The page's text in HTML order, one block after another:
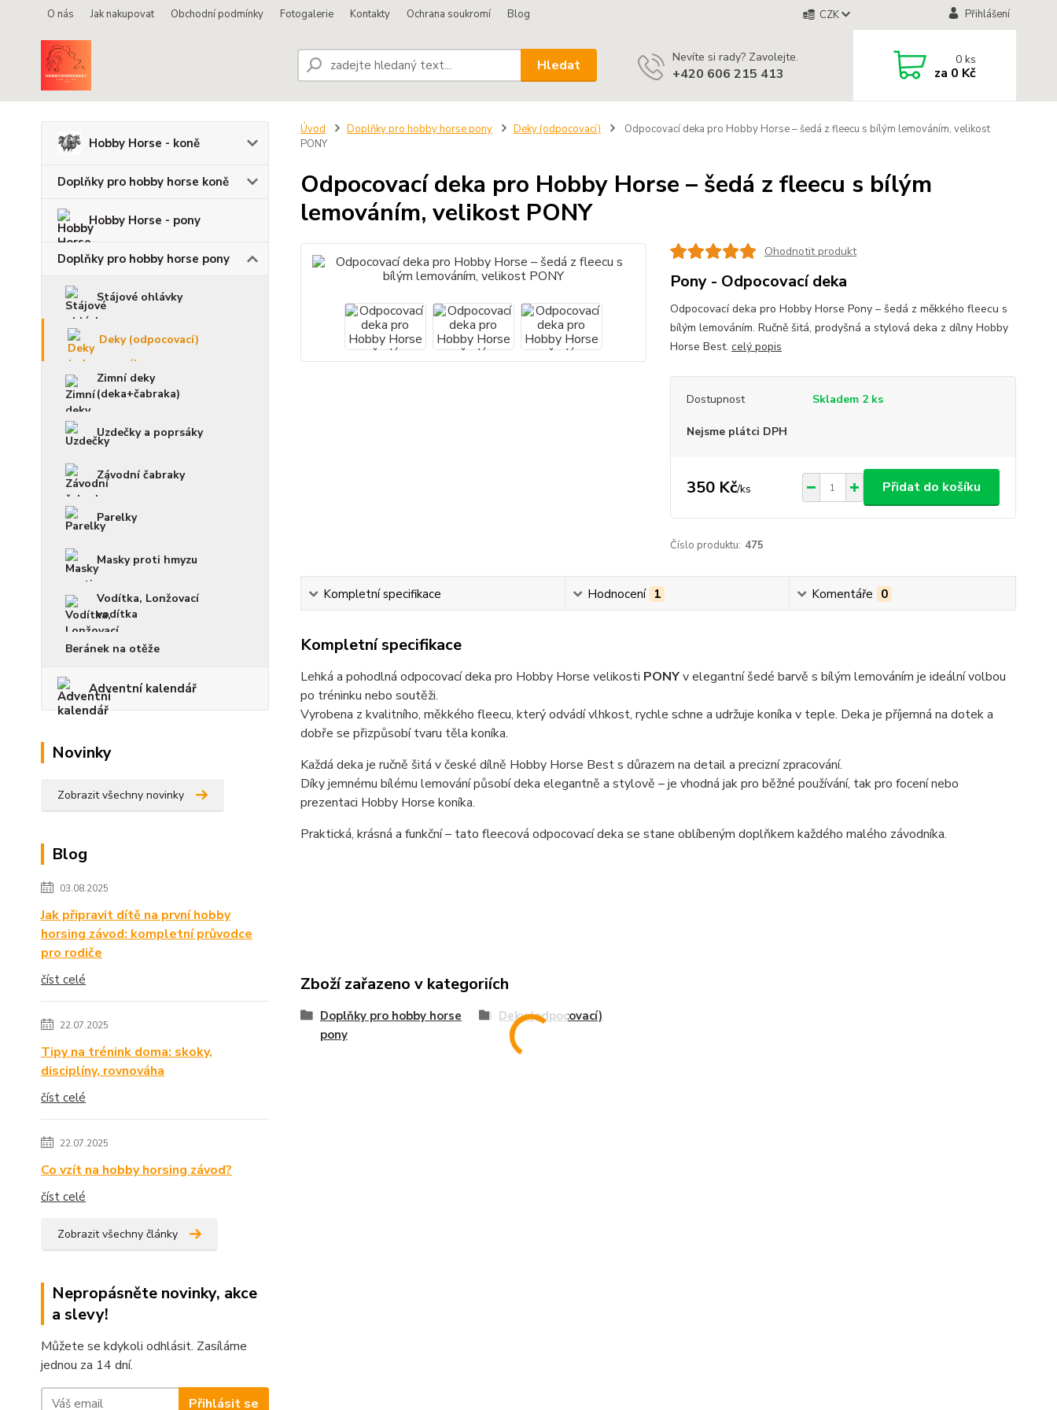
O nás Jak nakupovat Obchodní podmínky Fotogalerie Kontakty Ochrana soukromí Blog CZK Přihlášení
Hledat Nevíte si rady? Zavolejte.
+420 606 215 413
0ks
za 0 Kč
Hobby Horse - koně
Doplňky pro hobby horse koně
Hobby Horse - pony
Doplňky pro hobby horse pony
Stájové ohlávky
Deky (odpocovací)
Zimní deky
(deka+čabraka)
Uzdečky a poprsáky
Závodní čabraky
Parelky
Masky proti hmyzu
Vodítka, Lonžovací
vodítka
Beránek na otěže
Adventní kalendář
Novinky
Zobrazit všechny novinky
Blog
03.08.2025
Jak připravit dítě na první hobby
horsing závod: kompletní průvodce
pro rodiče
číst celé
22.07.2025
Tipy na trénink doma: skoky,
disciplíny, rovnováha
číst celé
22.07.2025
Co vzít na hobby horsing závod?
číst celé
Zobrazit všechny články
Nepropásněte novinky, akce
a slevy!
Můžete se kdykoli odhlásit. Zasíláme
jednou za 14 dní.
Přihlásit se
Úvod Doplňky pro hobby horse pony Deky (odpocovací)
Odpocovací deka pro Hobby Horse – šedá z fleecu s bílým lemováním, velikost
PONY
Odpocovací deka pro Hobby Horse – šedá z fleecu s bílým
lemováním, velikost PONY
Ohodnotit produkt
Pony - Odpocovací deka
Odpocovací deka pro Hobby Horse Pony – šedá z měkkého fleecu s
bílým lemováním. Ručně šitá, prodyšná a stylová deka z dílny Hobby
Horse Best. celý popis
Dostupnost Skladem 2 ks
Nejsme plátci DPH
350 Kč/ks Přidat do košíku
Číslo produktu: 475
Kompletní specifikace Hodnocení 1 Komentáře 0
Kompletní specifikace
Lehká a pohodlná odpocovací deka pro Hobby Horse velikosti PONYv elegantní šedé barvě s bílým lemováním je ideální volbou
po tréninku nebo soutěži.
Vyrobena z kvalitního, měkkého fleecu, který odvádí vlhkost, rychle schne a udržuje koníka v teple. Deka je příjemná na dotek a
dobře se přizpůsobí tvaru těla koníka.
Každá deka je ručně šitá v české dílně Hobby Horse Best s důrazem na detail a precizní zpracování.
Díky jemnému bílému lemování působí deka elegantně a stylově – je vhodná jak pro běžné používání, tak pro focení nebo
prezentaci Hobby Horse koníka.
Praktická, krásná a funkční – tato fleecová odpocovací deka se stane oblíbeným doplňkem každého malého závodníka.
Zboží zařazeno v kategoriích
Doplňky pro hobby horse
pony
Deky (odpocovací)